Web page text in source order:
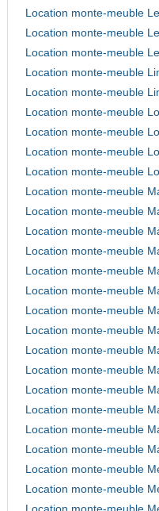
Location monte-meuble
Location monte-meuble
Location monte-meuble
Location monte-meuble
Location monte-meuble
Location monte-meuble
Location monte-meuble
Location monte-meuble
Location monte-meuble
Location monte-meuble
Location monte-meuble
Location monte-meuble
Location monte-meuble
Location monte-meuble
Location monte-meuble
Location monte-meuble
Location monte-meuble
Location monte-meuble
Location monte-meuble
Location monte-meuble
Location monte-meuble
Location monte-meuble
Location monte-meuble
Location monte-meuble
Location monte-meuble